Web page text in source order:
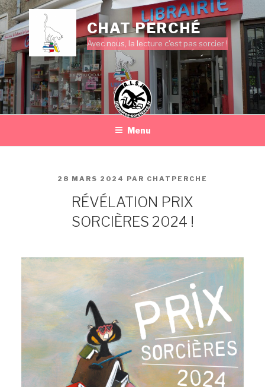
Aller
au
contenu
principal
CHAT PERCHÉ
Avec nous, la lecture c'est pas sorcier !
Menu
PUBLIÉ
28 MARS 2024 PAR CHATPERCHE
RÉVÉLATION PRIX
SORCIÈRES 2024 !